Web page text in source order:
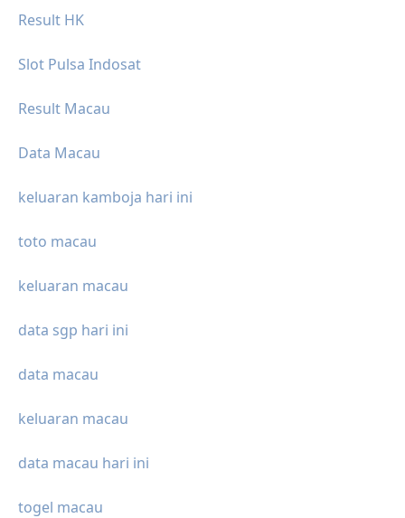
Result HK
Slot Pulsa Indosat
Result Macau
Data Macau
keluaran kamboja hari ini
toto macau
keluaran macau
data sgp hari ini
data macau
keluaran macau
data macau hari ini
togel macau